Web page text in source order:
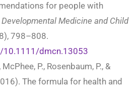
for people with
Developmental Medicine and Child
798–808.
dmcn.13053
P., Rosenbaum, P., &
The formula for health and